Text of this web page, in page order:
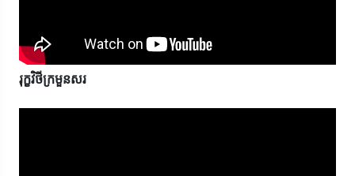
រុក្ខវិថីក្រមួនសរ